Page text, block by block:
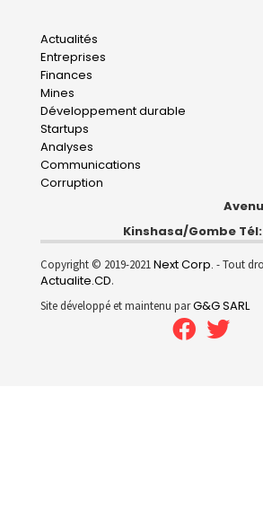
Main
navigation
Actualités
Entreprises
Finances
Mines
Développement durable
Startups
Analyses
Communications
Corruption
Kinshasa/Gombe Tél:
Copyright © 2019-2021Next Corp. - Tout
Actualite.CD.
Site développé et maintenu parG&G SARL